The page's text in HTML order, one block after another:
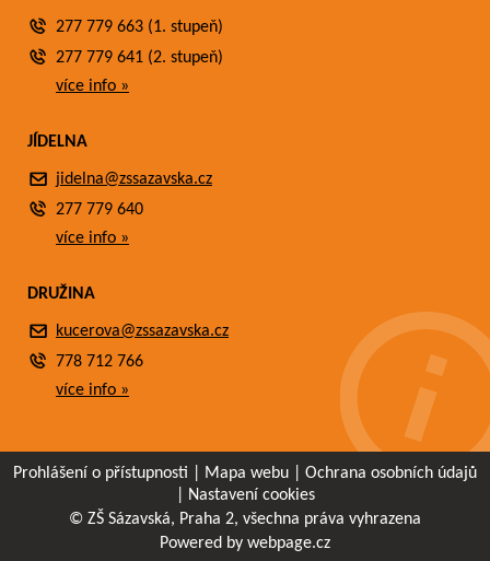
277 779 663 (1. stupeň)
277 779 641 (2. stupeň)
více info »
JÍDELNA
jidelna@zssazavska.cz
277 779 640
více info »
DRUŽINA
kucerova@zssazavska.cz
778 712 766
více info »
Prohlášení o přístupnosti Mapa webu
Ochrana osobních údajů
Nastavení cookies
© ZŠ Sázavská, Praha 2, všechna práva vyhrazena
Powered by webpage.cz